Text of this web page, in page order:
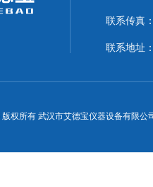
联系传真
联系地址
版权所有 武汉市艾德宝仪器设备有限公